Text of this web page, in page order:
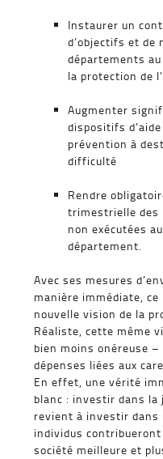
Instaurer un
d’objectifs et de
départements
la protection de
Augmenter
dispositifs
prévention à
difficulté
Rendre
trimestrielle des
non exécutées
département.
Avec ses mesures
manière immédiate,
nouvelle vision de la
Réaliste, cette même
bien moins onéreuse
dépenses liées aux
En effet, une vérité
blanc : investir dans la
revient à investir dans
individus
société meilleure et